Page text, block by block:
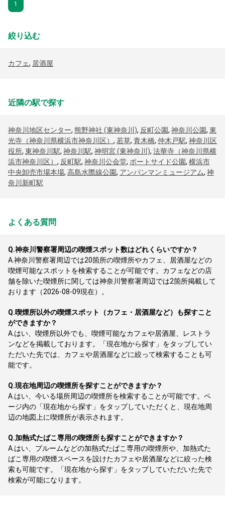
1
絞り込む
カフェ, 居酒屋
近隣の駅で探す
神奈川地区センター, 熊野神社 (東神奈川), 反町公園, 神奈川公園, 東
光寺（神奈川県横浜市神奈川区） , 若草, 青木橋, 仲木戸駅, 神奈川区
役所, 東神奈川駅, 神奈川駅, 神明宮 (東神奈川), 法華寺（神奈川県横
浜市神奈川区） , 反町駅, 神奈川公会堂, ポートサイド公園, 横浜市
中央卸売市場本場, 高島水際線公園, アンパンマンミュージアム, 神
奈川新町駅
よくある質問
Q.神奈川警察署周辺の喫煙スポット数はどれくらいですか？
A.神奈川警察署周辺では20箇所の喫煙所やカフェ、居酒屋などの
喫煙可能なスポットを検索することが可能です。カフェなどの店
舗を除いた喫煙所に関しては神奈川警察署周辺では2箇所掲載して
おります（2026-08-09現在）。
Q.喫煙所以外の喫煙スポット（カフェ・居酒屋など）も探すこと
ができますか？
A. はい、喫煙所以外でも、喫煙可能なカフェや居酒屋、レストラ
ンなどを掲載しております。「現在地から探す」をタップしてい
ただいた先では、カフェや居酒屋などに絞って検索することも可
能です。
Q.現在地周辺の喫煙所を探すことができますか？
A. はい、今いる場所周辺の喫煙所を検索することが可能です。ペ
ージ内の「現在地から探す」をタップしていただくと、現在地周
辺の地図上に喫煙所が表示されます。
Q.加熱式たばこ専用の喫煙所も探すことができますか？
A. はい、プルームなどの加熱式たばこ専用の喫煙所や、加熱式た
ばこ専用の喫煙スペースを設けたカフェや居酒屋などに絞った検
索も可能です。「現在地から探す」をタップしていただいた先で
検索が可能になります。